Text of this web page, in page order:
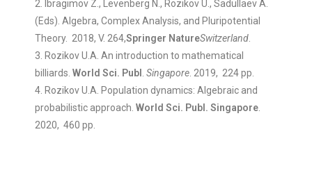
2. Ibragimov Z., Levenberg N., Rozikov U., Sadullaev A.
(Eds). Algebra, Complex Analysis, and Pluripotential
Theory. 2018, V. 264,Springer NatureSwitzerland
3. Rozikov U.A. An introduction to mathematical
billiards. World Sci. Publ Singapore . 2019, 224 pp.
4. Rozikov U.A. Population dynamics: Algebraic and
probabilistic approach. World Sci. Publ. Singapore
2020, 460 pp.